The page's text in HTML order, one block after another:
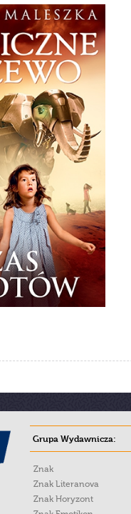
Grupa Wydawnicza:
Znak
Znak Literanova
Znak Horyzont